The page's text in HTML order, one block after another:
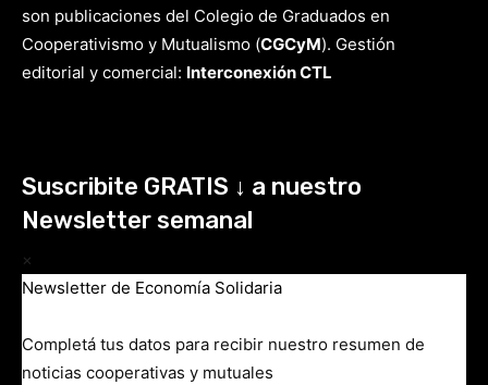
son publicaciones del Colegio de Graduados en
Cooperativismo y Mutualismo (CGCyM). Gestión
editorial y comercial: Interconexión CTL
Suscribite GRATIS ↓ a nuestro
Newsletter semanal
×
Newsletter de Economía Solidaria
Completá tus datos para recibir nuestro resumen de
noticias cooperativas y mutuales